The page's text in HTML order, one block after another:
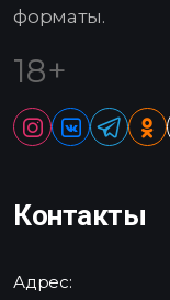
форматы.
18+
Контакты
Адрес: